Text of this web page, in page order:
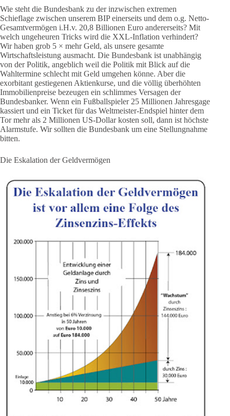
Wie steht die Bundesbank zu der inzwischen extremen
Schieflage zwischen unserem BIP einerseits und dem o.g. Netto-
Gesamtvermögen i.H.v. 20,8 Billionen Euro andererseits? Mit
welch ungeheuren Tricks wird die XXL-Inflation verhindert?
Wir haben grob 5 × mehr Geld, als unsere gesamte
Wirtschaftsleistung ausmacht. Die Bundesbank ist unabhängig
von der Politik, angeblich weil die Politik mit Blick auf die
Wahltermine schlecht mit Geld umgehen könne. Aber die
exorbitant gestiegenen Aktienkurse, und die völlig überhöhten
Immobilienpreise bezeugen ein schlimmes Versagen der
Bundesbanker. Wenn ein Fußballspieler 25 Millionen Jahresgage
kassiert und ein Ticket für das Weltmeister-Endspiel hinter dem
Tor mehr als 2 Millionen US-Dollar kosten soll, dann ist höchste
Alarmstufe. Wir sollten die Bundesbank um eine Stellungnahme
bitten.
Die Eskalation der Geldvermögen